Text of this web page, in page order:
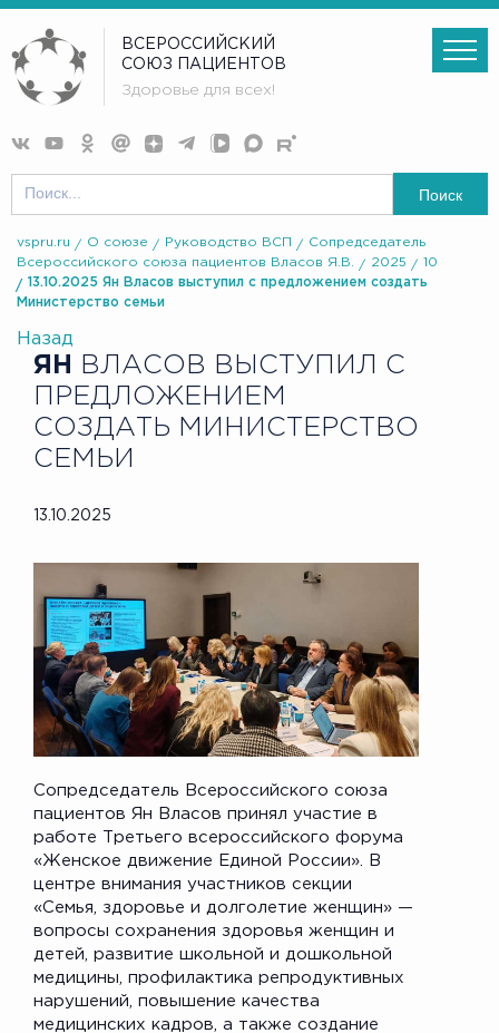
ВСЕРОССИЙСКИЙ
СОЮЗ ПАЦИЕНТОВ
Здоровье для всех!
Поиск
vspru.ru О союзе Руководство ВСП
Сопредседатель
Всероссийского союза пациентов Власов Я.В.
2025
10
13.10.2025 Ян Власов выступил с предложением создать
Министерство семьи
Назад
ЯН
ВЛАСОВ ВЫСТУПИЛ С
ПРЕДЛОЖЕНИЕМ
СОЗДАТЬ МИНИСТЕРСТВО
СЕМЬИ
13.10.2025
Сопредседатель Всероссийского союза
пациентов Ян Власов принял участие в
работе Третьего всероссийского форума
«Женское движение Единой России». В
центре внимания участников секции
«Семья, здоровье и долголетие женщин» —
вопросы сохранения здоровья женщин и
детей, развитие школьной и дошкольной
медицины, профилактика репродуктивных
нарушений, повышение качества
медицинских кадров, а также создание